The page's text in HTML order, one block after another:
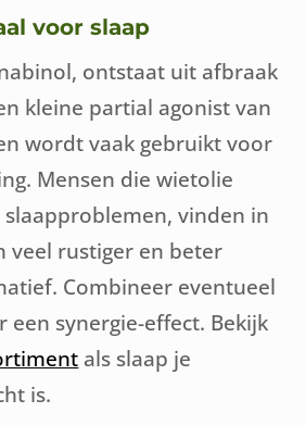
voor slaap
ontstaat uit afbraak
kleine partial agonist van
wordt vaak gebruikt voor
Mensen die wietolie
slaapproblemen, vinden in
veel rustiger en beter
Combineer eventueel
een synergie-effect. Bekijk
als slaap je
is.